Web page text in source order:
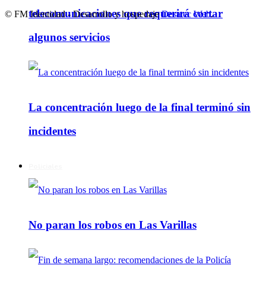
telecomunicaciones que requerirá cortar
algunos servicios
La concentración luego de la final terminó sin
incidentes
No paran los robos en Las Varillas
© FM Identidad - Desarrollo y hospedajeDesatec Web.